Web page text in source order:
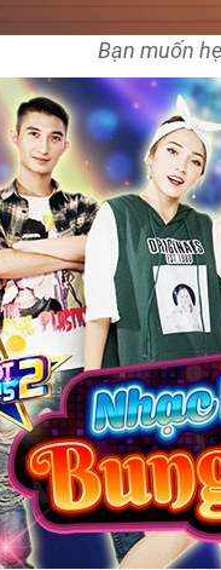
Bạn muốn